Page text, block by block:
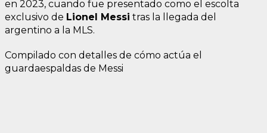
en 2023, cuando fue presentado como el escolta
exclusivo de Lionel Messi tras la llegada del
argentino a la MLS.
Compilado con detalles de cómo actúa el
guardaespaldas de Messi